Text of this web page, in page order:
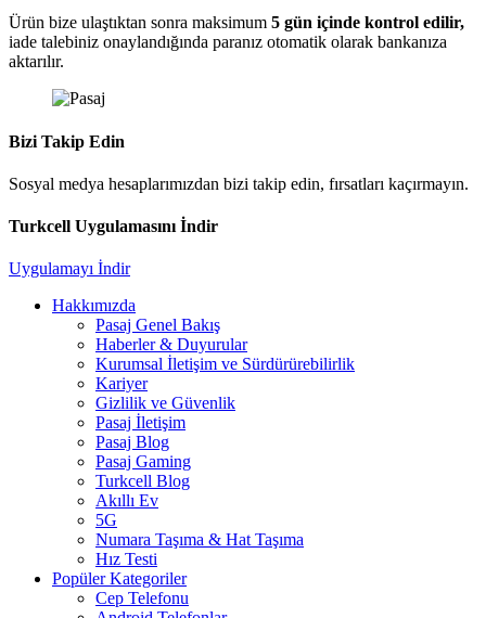
Ürün bize ulaştıktan sonra maksimum 5 gün içinde kontrol edilir,
iade talebiniz onaylandığında paranız otomatik olarak bankanıza
aktarılır.
Bizi Takip Edin
Sosyal medya hesaplarımızdan bizi takip edin, fırsatları kaçırmayın.
Turkcell Uygulamasını İndir
Uygulamayı İndir
Hakkımızda
Pasaj Genel Bakış
Haberler & Duyurular
Kurumsal İletişim ve Sürdürürebilirlik
Kariyer
Gizlilik ve Güvenlik
Pasaj İletişim
Pasaj Blog
Pasaj Gaming
Turkcell Blog
Akıllı Ev
5G
Numara Taşıma & Hat Taşıma
Hız Testi
Popüler Kategoriler
Cep Telefonu